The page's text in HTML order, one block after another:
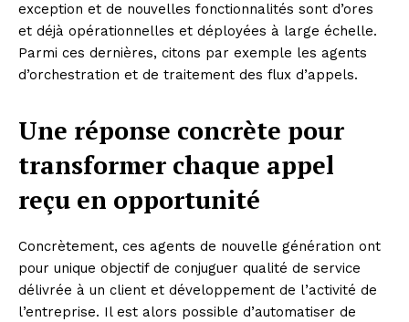
exception et de nouvelles fonctionnalités sont d’ores
et déjà opérationnelles et déployées à large échelle.
Parmi ces dernières, citons par exemple les agents
d’orchestration et de traitement des flux d’appels.
Une réponse concrète pour
transformer chaque appel
reçu en opportunité
Concrètement, ces agents de nouvelle génération ont
pour unique objectif de conjuguer qualité de service
délivrée à un client et développement de l’activité de
l’entreprise. Il est alors possible d’automatiser de